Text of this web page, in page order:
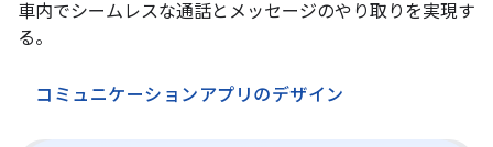
車内でシームレスな通話とメッセージのやり取りを実現す
る。
コミュニケーションアプリのデザイン